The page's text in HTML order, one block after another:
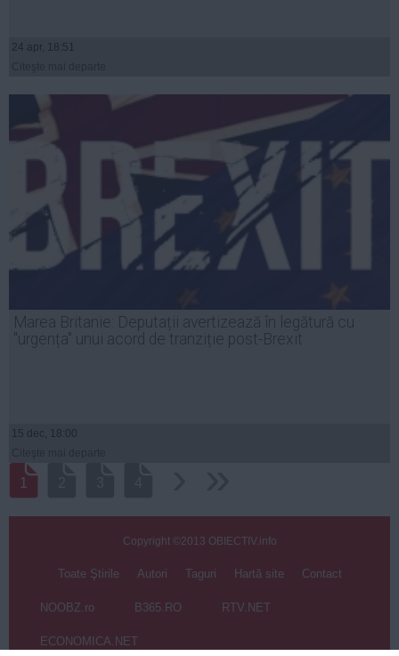
24 apr, 18:51
Marea Britanie: Deputații avertizează în legătură cu
"urgența" unui acord de tranziție post-Brexit
15 dec, 18:00
1
Copyright ©2013 OBIECTIV.info
Toate Ştirile Autori Taguri Hartă site Contact
NOOBZ.ro B365.RO RTV.NET
ECONOMICA.NET